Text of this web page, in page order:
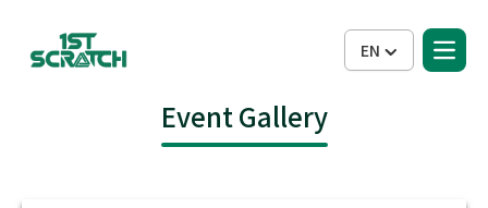
EN
Event Gallery